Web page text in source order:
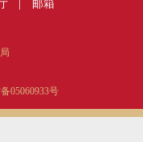
图说互动
邮箱
05060933号